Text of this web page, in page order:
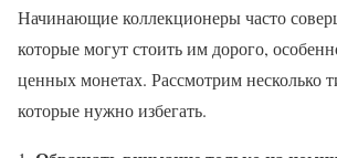
Начинающие коллекционеры часто
которые могут стоить им дорого,
ценных монетах. Рассмотрим несколько
которые нужно избегать.